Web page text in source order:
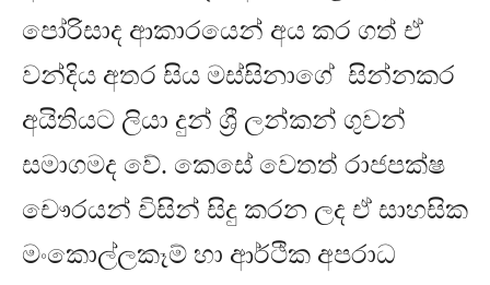
පෝරිසාද ආකාරයෙන් අය කර ගත් ඒ
වන්දිය අතර සිය මස්සිනාගේ සින්නකර
අයිතියට ලියා දුන් ශ්‍රී ලන්කන් ගුවන්
සමාගමද වේ. කෙසේ වෙතත් රාජපක්ෂ
චෞරයන් විසින් සිදු කරන ලද ඒ සාහසික
මංකොල්ලකෑම් හා ආර්ථික අපරාධ